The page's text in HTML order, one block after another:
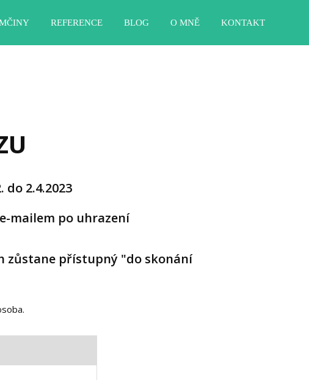
REFERENCE BLOG O MNĚ KONTAKT
2.4.2023
mailem po uhrazení
zůstane přístupný "do skonání